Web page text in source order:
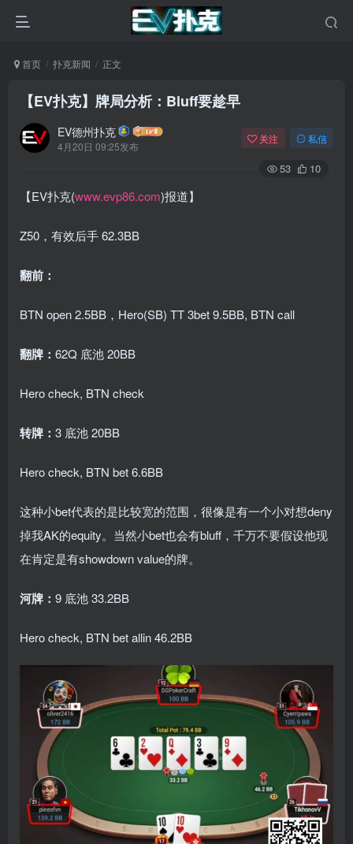
首页 扑克新闻 正文
【EV扑克】牌局分析：Bluff要趁早
EV德州扑克
4月20日 09:25发布
关注 私信
53 10
【EV扑克(www.evp86.com)报道】
Z50，有效后手 62.3BB
翻前：
BTN open 2.5BB，Hero(SB) TT 3bet 9.5BB, BTN call
翻牌： 62Q 底池 20BB
Hero check, BTN check
转牌： 3 底池 20BB
Hero check, BTN bet 6.6BB
这种小bet代表的是比较宽的范围，很像是有一个小对想deny
掉我AK的equity。当然小bet也会有bluff，千万不要假设他现
在肯定是有showdown value的牌。
河牌： 9 底池 33.2BB
Hero check, BTN bet allin 46.2BB